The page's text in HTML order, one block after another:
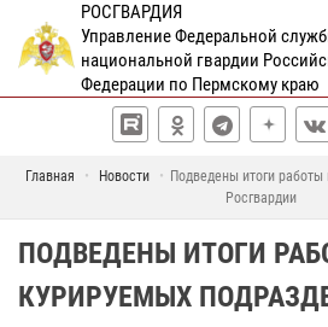
РОСГВАРДИЯ
Управление Федеральной
национальной гвардии
Федерации по Пермскому краю
Главная Новости
Подведены итоги
Росгвардии
ПОДВЕДЕНЫ ИТОГИ
КУРИРУЕМЫХ